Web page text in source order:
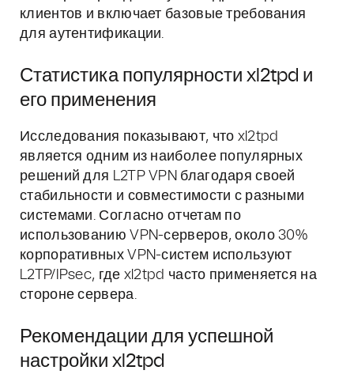
клиентов и включает базовые требования
для аутентификации.
Статистика популярности xl2tpd и
его применения
Исследования показывают, что xl2tpd
является одним из наиболее популярных
решений для L2TP VPN благодаря своей
стабильности и совместимости с разными
системами. Согласно отчетам по
использованию VPN-серверов, около 30%
корпоративных VPN-систем используют
L2TP/IPsec, где xl2tpd часто применяется на
стороне сервера.
Рекомендации для успешной
настройки xl2tpd